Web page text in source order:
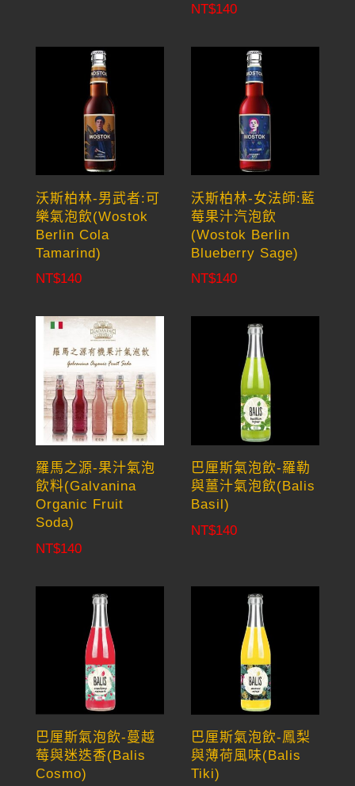
NT$140
沃斯柏林-男武者:可
樂氣泡飲(Wostok
Berlin Cola
Tamarind)
NT$140
沃斯柏林-女法師:藍
莓果汁汽泡飲
(Wostok Berlin
Blueberry Sage)
NT$140
羅馬之源-果汁氣泡
飲料(Galvanina
Organic Fruit
Soda)
NT$140
巴厘斯氣泡飲-羅勒
與薑汁氣泡飲(Balis
Basil)
NT$140
巴厘斯氣泡飲-蔓越
莓與迷迭香(Balis
Cosmo)
巴厘斯氣泡飲-鳳梨
與薄荷風味(Balis
Tiki)